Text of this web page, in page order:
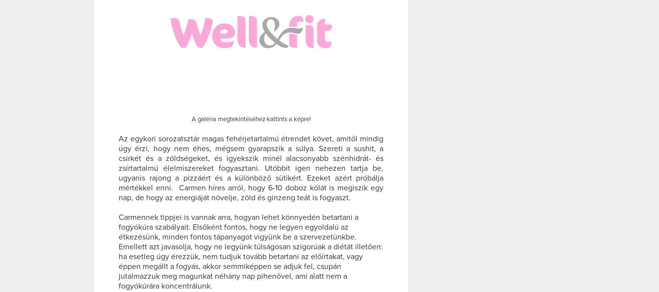
A galéria megtekintéséhez kattints a képre!
Az egykori sorozatsztár magas fehérjetartalmú étrendet követ, amitől mindig
úgy érzi, hogy nem éhes, mégsem gyarapszik a súlya. Szereti a sushit, a
csirkét és a zöldségeket, és igyekszik minél alacsonyabb szénhidrát- és
zsírtartalmú élelmiszereket fogyasztani. Utóbbit igen nehezen tartja be,
ugyanis rajong a pizzáért és a különböző sütikért. Ezeket azért próbálja
mértékkel enni. Carmen híres arról, hogy 6-10 doboz kólát is megiszik egy
nap, de hogy az energiáját növelje, zöld és ginzeng teát is fogyaszt.
Carmennek tippjei is vannak arra, hogyan lehet könnyedén betartani a
fogyókúra szabályait. Elsőként fontos, hogy ne legyen egyoldalú az
étkezésünk, minden fontos tápanyagot vigyünk be a szervezetünkbe.
Emellett azt javasolja, hogy ne legyünk túlságosan szigorúak a diétát illetően:
ha esetleg úgy érezzük, nem tudjuk tovább betartani az előírtakat, vagy
éppen megállt a fogyás, akkor semmiképpen se adjuk fel, csupán
jutalmazzuk meg magunkat néhány nap pihenővel, ami alatt nem a
fogyókúrára koncentrálunk.